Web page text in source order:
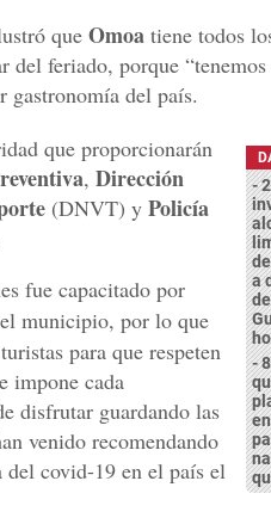
que Omoa tiene todos
del feriado, porque
del país.
-
a
-
que proporcionarán
, Dirección
(DNVT) y Policía
fue capacitado por
municipio, por lo que
para que respeten
impone cada
disfrutar guardando las
venido recomendando
del covid-19 en el país el